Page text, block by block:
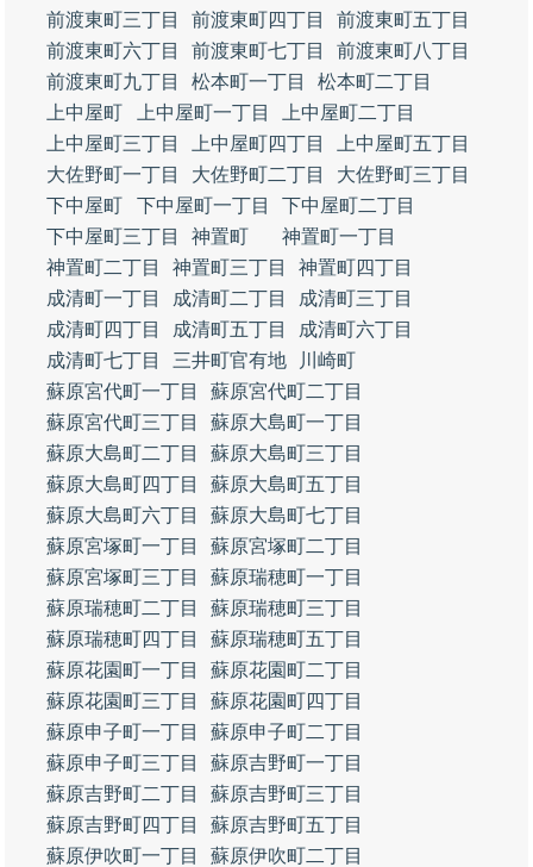
前渡東町三丁目
前渡東町四丁目
前渡東町五丁目
前渡東町六丁目
前渡東町七丁目
前渡東町八丁目
前渡東町九丁目
松本町一丁目
松本町二丁目
上中屋町
上中屋町一丁目
上中屋町二丁目
上中屋町三丁目
上中屋町四丁目
上中屋町五丁目
大佐野町一丁目
大佐野町二丁目
大佐野町三丁目
下中屋町
下中屋町一丁目
下中屋町二丁目
下中屋町三丁目
神置町
神置町一丁目
神置町二丁目
神置町三丁目
神置町四丁目
成清町一丁目
成清町二丁目
成清町三丁目
成清町四丁目
成清町五丁目
成清町六丁目
成清町七丁目
三井町官有地
川崎町
蘇原宮代町一丁目
蘇原宮代町二丁目
蘇原宮代町三丁目
蘇原大島町一丁目
蘇原大島町二丁目
蘇原大島町三丁目
蘇原大島町四丁目
蘇原大島町五丁目
蘇原大島町六丁目
蘇原大島町七丁目
蘇原宮塚町一丁目
蘇原宮塚町二丁目
蘇原宮塚町三丁目
蘇原瑞穂町一丁目
蘇原瑞穂町二丁目
蘇原瑞穂町三丁目
蘇原瑞穂町四丁目
蘇原瑞穂町五丁目
蘇原花園町一丁目
蘇原花園町二丁目
蘇原花園町三丁目
蘇原花園町四丁目
蘇原申子町一丁目
蘇原申子町二丁目
蘇原申子町三丁目
蘇原吉野町一丁目
蘇原吉野町二丁目
蘇原吉野町三丁目
蘇原吉野町四丁目
蘇原吉野町五丁目
蘇原伊吹町一丁目
蘇原伊吹町二丁目